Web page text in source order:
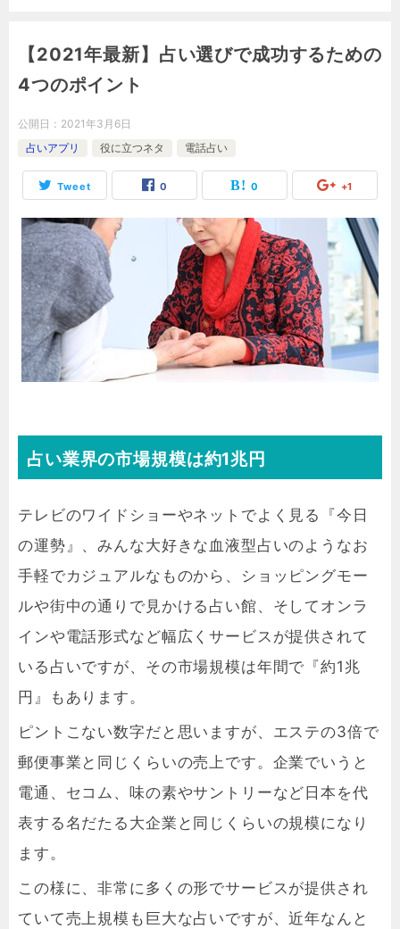
【2021年最新】占い選びで成功するための
4つのポイント
公開日： 2021年3月6日
占いアプリ
役に立つネタ 電話占い
Tweet 0 0 +1
占い業界の市場規模は約1兆円
テレビのワイドショーやネットでよく見る『今日
の運勢』、みんな大好きな血液型占いのようなお
手軽でカジュアルなものから、ショッピングモー
ルや街中の通りで見かける占い館、そしてオンラ
インや電話形式など幅広くサービスが提供されて
いる占いですが、その市場規模は年間で『約1兆
円』もあります。
ピントこない数字だと思いますが、エステの3倍で
郵便事業と同じくらいの売上です。企業でいうと
電通、セコム、味の素やサントリーなど日本を代
表する名だたる大企業と同じくらいの規模になり
ます。
この様に、非常に多くの形でサービスが提供され
ていて売上規模も巨大な占いですが、近年なんと